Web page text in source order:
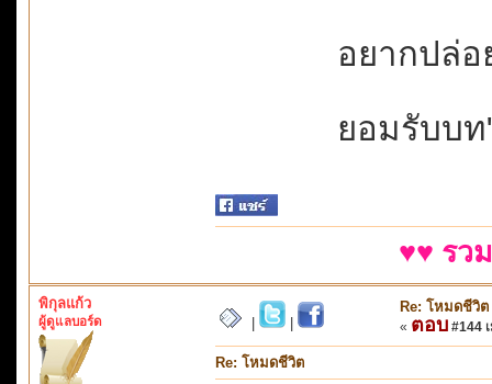
อยากปล่อ
ยอมรับบท
♥♥ รว
พิกุลแก้ว
ผู้ดูแลบอร์ด
Re: โหมดชีวิต
« ตอบ #144
Re: โหมดชีวิต